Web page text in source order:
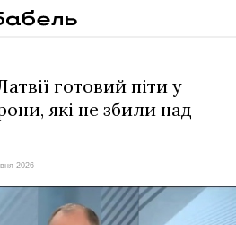
готовий піти у
які не збили над
2026